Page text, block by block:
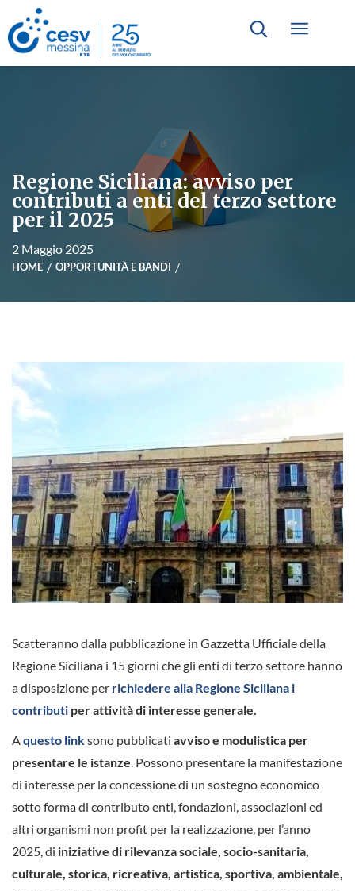
Regione Siciliana: avviso per
contributi a enti del terzo settore
per il 2025
2 Maggio 2025
HOME OPPORTUNITÀ E BANDI
Scatteranno dalla pubblicazione in Gazzetta Ufficiale della
Regione Siciliana i 15 giorni che gli enti di terzo settore hanno
a disposizione per richiedere alla Regione Siciliana i
contributi per attività di interesse generale.
Aquesto linksono pubblicati avviso e modulistica per
presentare le istanze. Possono presentare la manifestazione
di interesse per la concessione di un sostegno economico
sotto forma di contributo enti, fondazioni, associazioni ed
altri organismi non profit per la realizzazione, per l’anno
2025, di iniziative di rilevanza sociale, socio-sanitaria,
culturale, storica, ricreativa, artistica, sportiva, ambientale,